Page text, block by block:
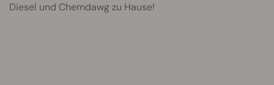
Diesel und Chemdawg zu Hause!